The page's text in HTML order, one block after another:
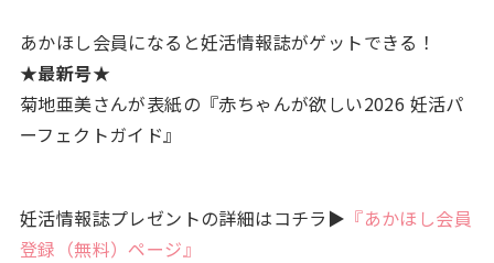
あかほし会員になると妊活情報誌がゲットできる！
★最新号★
菊地亜美さんが表紙の『赤ちゃんが欲しい2026 妊活パ
ーフェクトガイド』
妊活情報誌プレゼントの詳細はコチラ▶ 『あかほし会員
登録（無料）ページ』